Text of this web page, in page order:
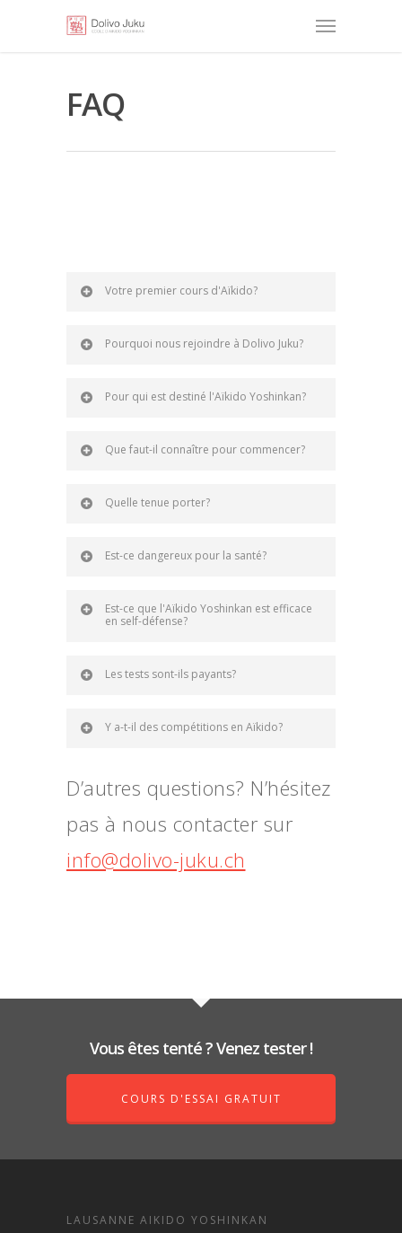
FAQ
Votre premier cours d'Aïkido?
Pourquoi nous rejoindre à Dolivo Juku?
Pour qui est destiné l'Aïkido Yoshinkan?
Que faut-il connaître pour commencer?
Quelle tenue porter?
Est-ce dangereux pour la santé?
Est-ce que l'Aïkido Yoshinkan est efficace
en self-défense?
Les tests sont-ils payants?
Y a-t-il des compétitions en Aïkido?
D’autres questions? N’hésitez
pas à nous contacter sur
info@dolivo-juku.ch
Vous êtes tenté ? Venez tester !
COURS D'ESSAI GRATUIT
LAUSANNE AIKIDO YOSHINKAN